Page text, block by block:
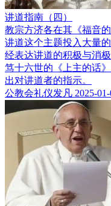
讲道指南（四）
教宗方济各在其《福音
讲道这个主题投入大量
经表达讲道的积极与消
笃十六世的《上主的话
出对讲道者的指示。
公教会礼仪发凡 2025-